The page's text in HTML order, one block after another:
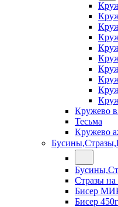
Кружево
Тесьма
Кружево
Стразы на
Бисер
Бисер